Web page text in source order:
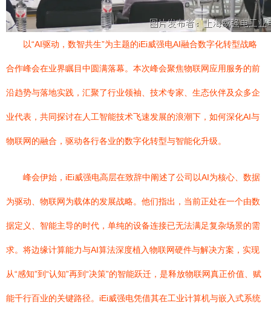
以“AI驱动，数智共生”为主题的iEi威强电AI融合数字化转型战略
合作峰会在业界瞩目中圆满落幕。本次峰会聚焦物联网应用服务的前
沿趋势与落地实践，汇聚了行业领袖、技术专家、生态伙伴及众多企
业代表，共同探讨在人工智能技术飞速发展的浪潮下，如何深化AI与
物联网的融合，驱动各行各业的数字化转型与智能化升级。
峰会伊始，iEi威强电高层在致辞中阐述了公司以AI为核心、数据
为驱动、物联网为载体的发展战略。他们指出，当前正处在一个由数
据定义、智能主导的时代，单纯的设备连接已无法满足复杂场景的需
求。将边缘计算能力与AI算法深度植入物联网硬件与解决方案，实现
从“感知”到“认知”再到“决策”的智能跃迁，是释放物联网真正价值、赋
能千行百业的关键路径。iEi威强电凭借其在工业计算机与嵌入式系统